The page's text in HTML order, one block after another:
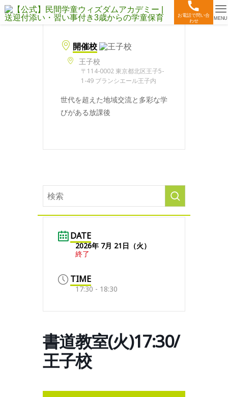
お電話で問い合
わせ
MENU
開催校
王子校
〒114-0002 東京都北区王子5-
1-49 ブランシエール王子内
世代を超えた地域交流と多彩な学
びがある放課後
DATE
2026年 7月 21日（火）
終了
TIME
17:30 - 18:30
書道教室(火)17:30/
王子校